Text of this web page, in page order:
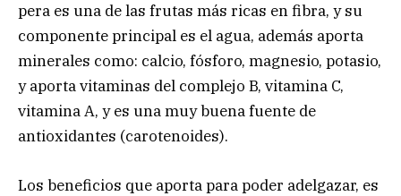
pera es una de las frutas más ricas en fibra, y su
componente principal es el agua, además aporta
minerales como: calcio, fósforo, magnesio, potasio,
y aporta vitaminas del complejo B, vitamina C,
vitamina A, y es una muy buena fuente de
antioxidantes (carotenoides).
Los beneficios que aporta para poder adelgazar, es